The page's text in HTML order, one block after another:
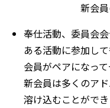
新会
奉仕活動、委員会
ある活動に参加し
会員がペアになっ
新会員は多くのア
溶け込むことができ